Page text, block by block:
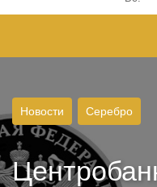
Новости Серебро